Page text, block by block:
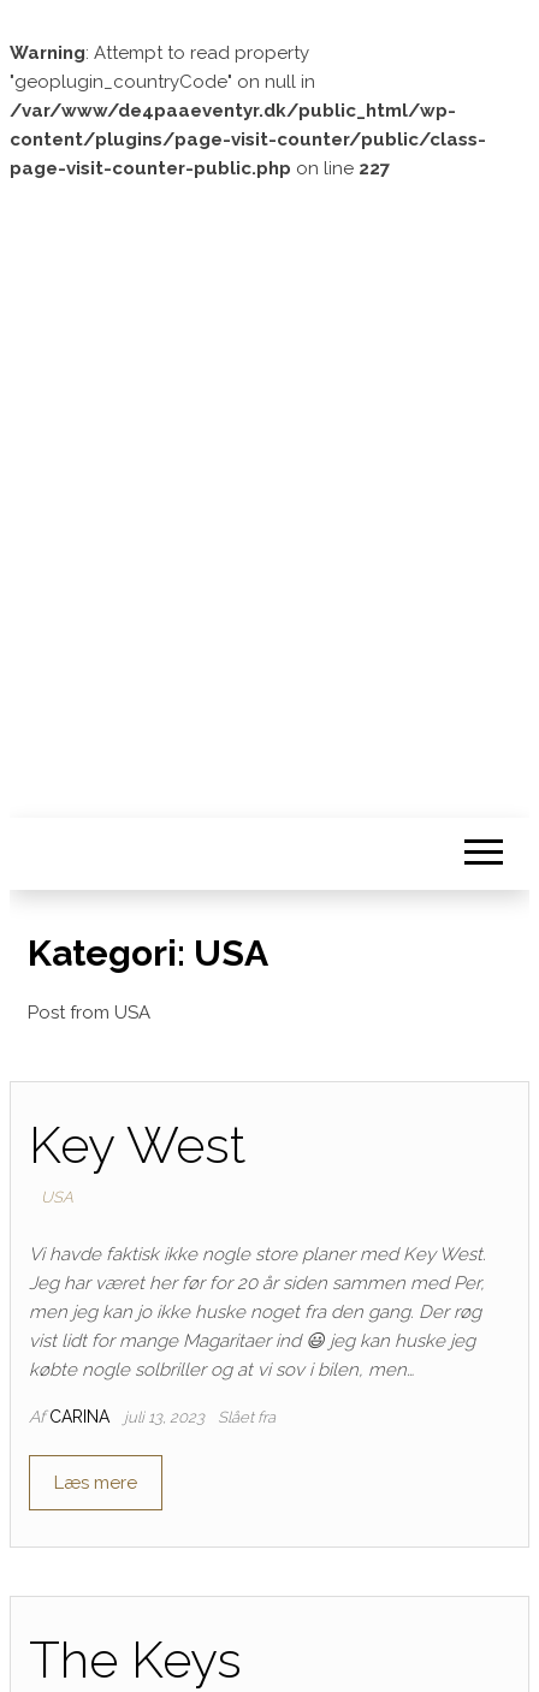
Warning: Attempt to read property
"geoplugin_countryCode" on null in
/var/www/de4paaeventyr.dk/public_html/wp-
content/plugins/page-visit-counter/public/class-
page-visit-counter-public.php on line 227
Kategori: USA
Post from USA
Key West
USA
Vi havde faktisk ikke nogle store planer med Key West.
Jeg har været her før for 20 år siden sammen med Per,
men jeg kan jo ikke huske noget fra den gang. Der røg
vist lidt for mange Magaritaer ind 😃 jeg kan huske jeg
købte nogle solbriller og at vi sov i bilen, men…
Af CARINA juli 13, 2023 Slået fra
Læs mere
The Keys